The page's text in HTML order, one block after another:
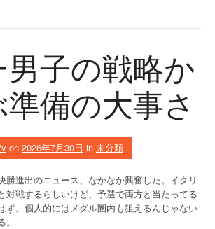
子の戦略か
準備の大事さ
on 2026年7月30日 in 未分類
勝進出のニュース、なかなか興奮した。イタリ
対戦するらしいけど、予選で両方と当たってる
ず。個人的にはメダル圏内も狙えるんじゃない